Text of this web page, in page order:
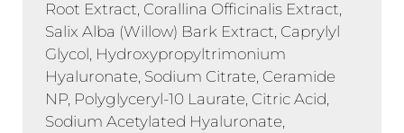
Root Extract, Corallina Officinalis Extract,
Salix Alba (Willow) Bark Extract, Caprylyl
Glycol, Hydroxypropyltrimonium
Hyaluronate, Sodium Citrate, Ceramide
NP, Polyglyceryl-10 Laurate, Citric Acid,
Sodium Acetylated Hyaluronate,